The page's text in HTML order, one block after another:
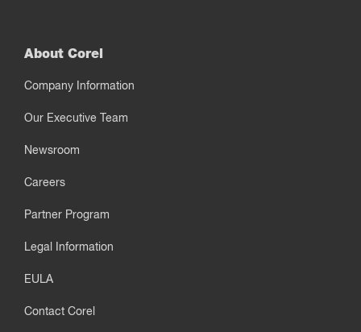
About Corel
Company Information
Our Executive Team
Newsroom
Careers
Partner Program
Legal Information
EULA
Contact Corel